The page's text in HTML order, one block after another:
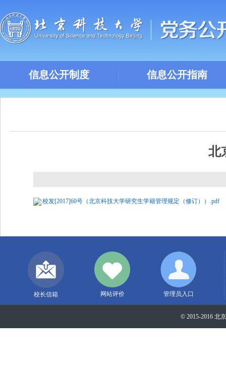
信息公开制度 信息公开指南
北
校发[2017]60号（北京科技大学研究生学籍管理规定（修订））.pdf
校长信箱 网站评价 管理员入口
© 2015-2016